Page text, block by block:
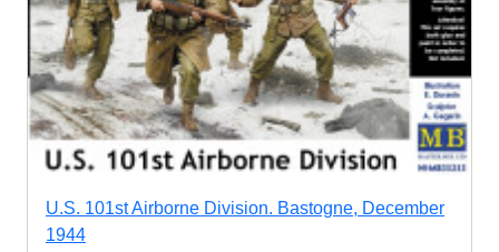
U.S. 101st Airborne Division. Bastogne, December
1944